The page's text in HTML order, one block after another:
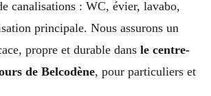
canalisations : WC, évier, lavabo,
principale. Nous assurons un
propre et durable dans le centre-
de Belcodène, pour particuliers et